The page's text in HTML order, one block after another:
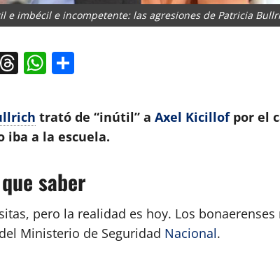
e imbécil e incompetente: las agresiones de Patricia
Threads
WhatsApp
trató de “inútil” a Axel Kicillofpor el
iba a la escuela.
saber
pero la realidad es hoy. Los
Ministerio de Seguridad Nacional.